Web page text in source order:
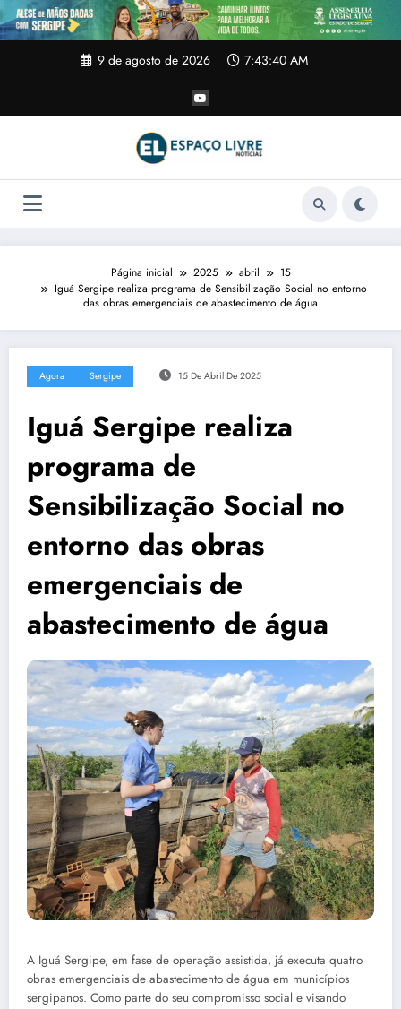
Pular
para
o
9 de agosto de 2026 7:43:40 AM
Página inicial 2025 abril
15
Iguá Sergipe realiza programa de Sensibilização Social no entorno
das obras emergenciais de abastecimento de água
Agora Sergipe 15 De Abril De 2025
Iguá Sergipe realiza
programa de
Sensibilização Social no
entorno das obras
emergenciais de
abastecimento de água
A Iguá Sergipe, em fase de operação assistida, já executa quatro
obras emergenciais de abastecimento de água em municípios
sergipanos. Como parte do seu compromisso social e visando